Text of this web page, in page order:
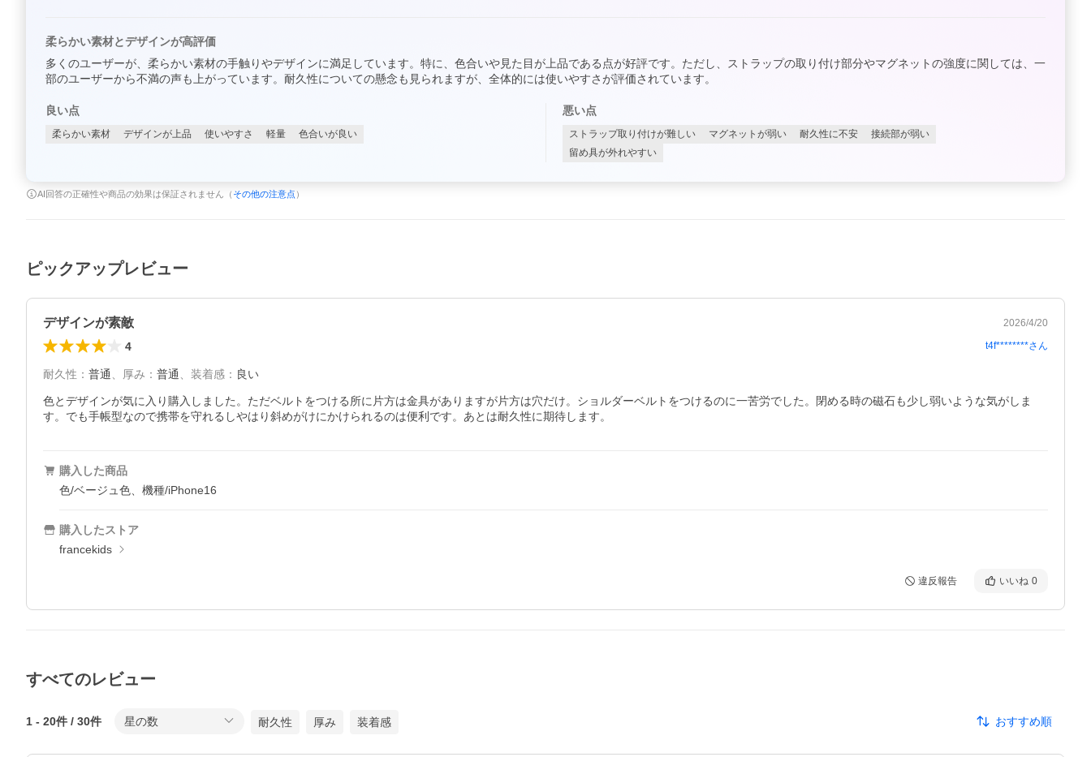
柔らかい素材とデザインが高評価
多くのユーザーが、柔らかい素材の手触りやデザインに満足しています。特に、色合いや見た目が上品である点が好評です。ただし、ストラップの取り付け部分やマグネットの強度に関しては、一
部のユーザーから不満の声も上がっています。耐久性についての懸念も見られますが、全体的には使いやすさが評価されています。
良い点
柔らかい素材 デザインが上品 使いやすさ 軽量 色合いが良い
悪い点
ストラップ取り付けが難しい マグネットが弱い 耐久性に不安
接続部が弱い
留め具が外れやすい
AI回答の正確性や商品の効果は保証されません（ その他の注意点 ）
ピックアップレビュー
デザインが素敵 2026/4/20
4 t4f********さん
耐久性 ： 普通 厚み ： 普通 装着感 ： 良い
色とデザインが気に入り購入しました。ただベルトをつける所に片方は金具がありますが片方は穴だけ。ショルダーベルトをつけるのに一苦労でした。閉める時の磁石も少し弱いような気がしま
す。でも手帳型なので携帯を守れるしやはり斜めがけにかけられるのは便利です。あとは耐久性に期待します。
購入した商品
色/ベージュ色、機種/iPhone16
購入したストア
francekids
違反報告 いいね 0
すべてのレビュー
1 - 20件 / 30件 星の数 耐久性 厚み 装着感 おすすめ順